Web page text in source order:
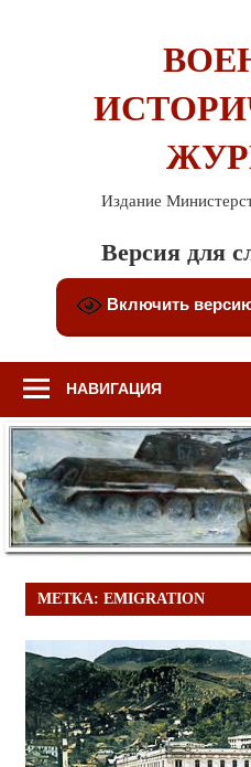
Издание
Версия для
Включить
НАВИГАЦИЯ
МЕТКА: EMIGRATION